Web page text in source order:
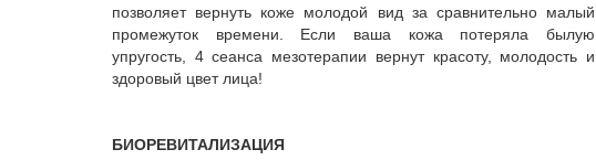
позволяет вернуть коже молодой вид за сравнительно малый
промежуток времени. Если ваша кожа потеряла былую
упругость, 4 сеанса мезотерапии вернут красоту, молодость и
здоровый цвет лица!
БИОРЕВИТАЛИЗАЦИЯ